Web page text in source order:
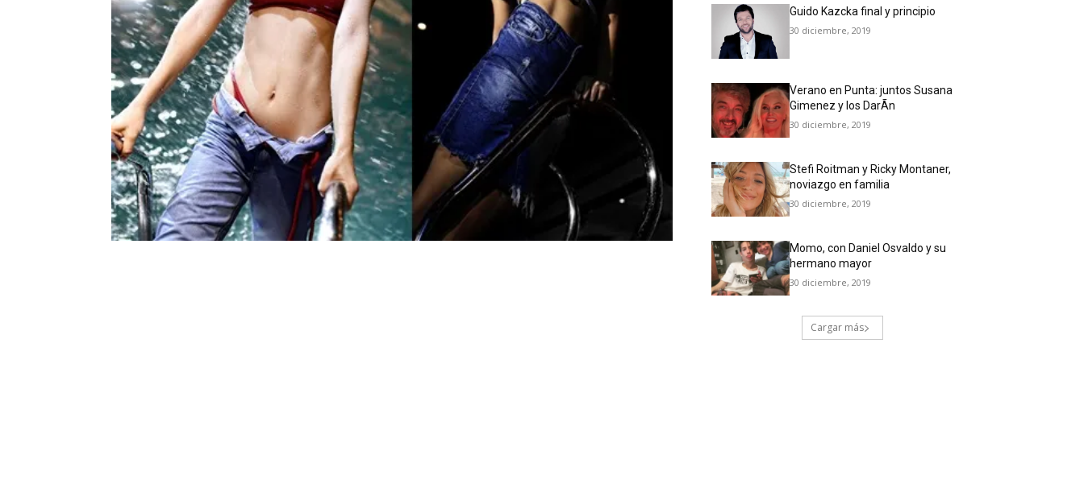
Guido Kazcka final y principio
30 diciembre, 2019
Verano en Punta: juntos Susana
Gimenez y los DarÃ­n
30 diciembre, 2019
Stefi Roitman y Ricky Montaner,
noviazgo en familia
30 diciembre, 2019
Momo, con Daniel Osvaldo y su
hermano mayor
30 diciembre, 2019
Cargar más